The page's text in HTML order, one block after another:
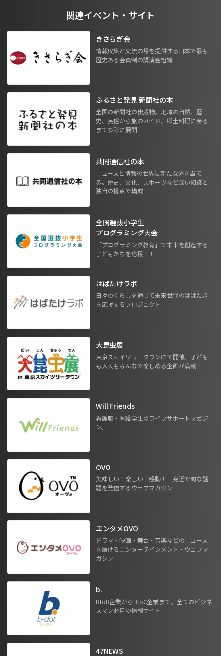
関連イベント・サイト
きさらぎ会
情報収集と交流の場を提供する日本で最も
歴史ある会員制の講演会組織
ふるさと発見 新聞社の本
全国の新聞社の出版物。地域の自然、歴
史、民俗から旅のガイド、郷土料理に至る
まで多彩に展開
共同通信社の本
ニュースと情報の世界に新たな光を当て
る。歴史、文化、スポーツなど深い知識と
独自の視点で構成
全国選抜小学生
プログラミング大会
「プログラミング教育」で未来を創造する
子どもたちを応援！！
はばたけラボ
日々のくらしを通じて未来世代のはばたき
を応援するプロジェクト
大昆虫展
東京スカイツリータウンにて開催。子ども
も大人もみんなで楽しめる企画が満載！
Will Friends
看護職・看護学生のライフサポートマガジ
ン。
OVO
美味しい！楽しい！感動！ 身近で旬な話
題を発信するウェブマガジン
エンタメOVO
ドラマ・映画・舞台・音楽などのニュース
を届けるエンターテインメント・ウェブマ
ガジン
b.
BtoB企業からBtoC企業まで。全てのビジネ
スマン必見の情報サイト
47NEWS